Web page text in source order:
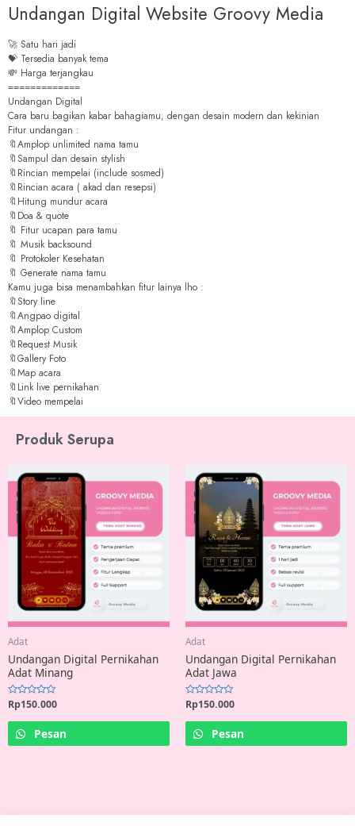
Undangan Digital Website Groovy Media
🚀 Satu hari jadi
💝 Tersedia banyak tema
💸 Harga terjangkau
=============
Undangan Digital
Cara baru bagikan kabar bahagiamu, dengan desain modern dan kekinian
Fitur undangan :
🔖Amplop unlimited nama tamu
🔖Sampul dan desain stylish
🔖Rincian mempelai (include sosmed)
🔖Rincian acara ( akad dan resepsi)
🔖Hitung mundur acara
🔖Doa & quote
🔖 Fitur ucapan para tamu
🔖 Musik backsound
🔖 Protokoler Kesehatan
🔖 Generate nama tamu
Kamu juga bisa menambahkan fitur lainya lho :
🔖Story line
🔖Angpao digital
🔖Amplop Custom
🔖Request Musik
🔖Gallery Foto
🔖Map acara
🔖Link live pernikahan
🔖Video mempelai
Produk Serupa
Adat
Undangan Digital Pernikahan
Adat Minang
Rated
out
Rp150.000
Pesan
Adat
Undangan Digital Pernikahan
Adat Jawa
Rated
out
Rp150.000
Pesan